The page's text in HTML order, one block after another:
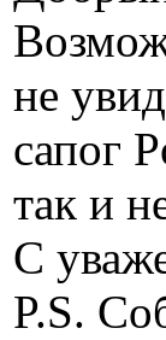
не
сапог
так и
С
P.S.